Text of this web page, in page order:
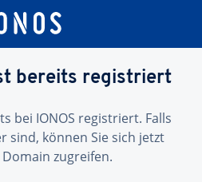
bereits registriert
bei IONOS registriert. Falls
sind, können Sie sich jetzt
zugreifen.